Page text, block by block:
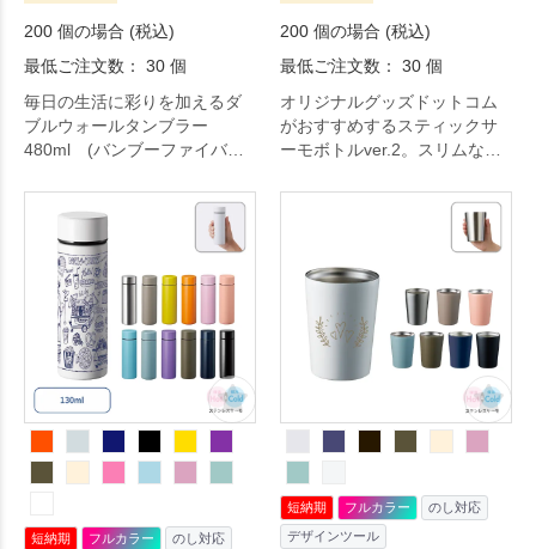
200 個の場合 (税込)
最低ご注文数： 30 個
毎日の生活に彩りを加えるダ
ブルウォールタンブラー
480ml (バンブーファイバー
ァイバーを使用した2層のプラ
スチックタンブラーです。
200 個の場合 (税込)
最低ご注文数： 30 個
オリジナルグッズドットコム
がおすすめするスティックサ
ーモボトルver.2。スリムなボ
まえる350ml容量の持ち運びに
便利なサーモボトルです。
短納期 フルカラー
のし対応
短納期 フルカラー
のし対応
デザインツール